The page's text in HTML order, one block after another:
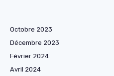
Octobre 2023
Décembre 2023
Février 2024
Avril 2024